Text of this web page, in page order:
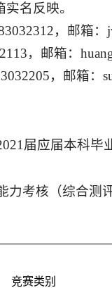
实名反映。
，邮箱：
， 邮箱：
，邮箱：
届应届本科毕
力考核（综合测
竞赛类别